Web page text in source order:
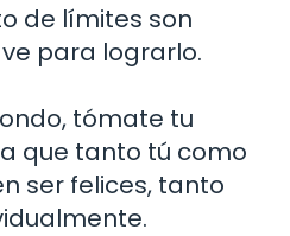
de límites son
para lograrlo.
tómate tu
que tanto tú como
ser felices, tanto